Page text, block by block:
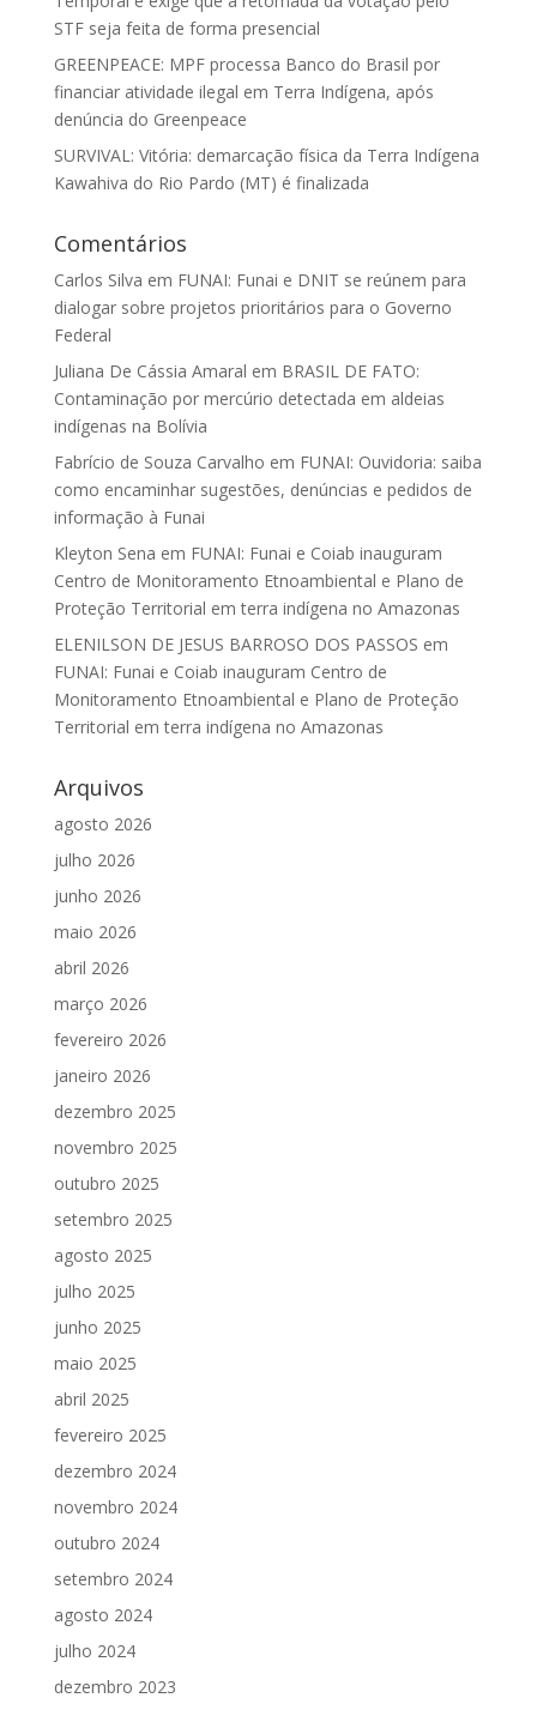
STF seja feita de forma presencial
GREENPEACE: MPF processa Banco do Brasil por
financiar atividade ilegal em Terra Indígena, após
denúncia do Greenpeace
SURVIVAL: Vitória: demarcação física da Terra Indígena
Kawahiva do Rio Pardo (MT) é finalizada
Comentários
Carlos Silva em FUNAI: Funai e DNIT se reúnem para
dialogar sobre projetos prioritários para o Governo
Federal
Juliana De Cássia Amaral em BRASIL DE FATO:
Contaminação por mercúrio detectada em aldeias
indígenas na Bolívia
Fabrício de Souza Carvalho em FUNAI: Ouvidoria: saiba
como encaminhar sugestões, denúncias e pedidos de
informação à Funai
Kleyton Sena em FUNAI: Funai e Coiab inauguram
Centro de Monitoramento Etnoambiental e Plano de
Proteção Territorial em terra indígena no Amazonas
ELENILSON DE JESUS BARROSO DOS PASSOS em
FUNAI: Funai e Coiab inauguram Centro de
Monitoramento Etnoambiental e Plano de Proteção
Territorial em terra indígena no Amazonas
Arquivos
agosto 2026
julho 2026
junho 2026
maio 2026
abril 2026
março 2026
fevereiro 2026
janeiro 2026
dezembro 2025
novembro 2025
outubro 2025
setembro 2025
agosto 2025
julho 2025
junho 2025
maio 2025
abril 2025
fevereiro 2025
dezembro 2024
novembro 2024
outubro 2024
setembro 2024
agosto 2024
julho 2024
dezembro 2023